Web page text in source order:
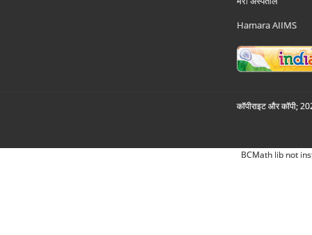
Hamara AIIMS
कॉपीराइट और कॉपी;
BCMath lib not